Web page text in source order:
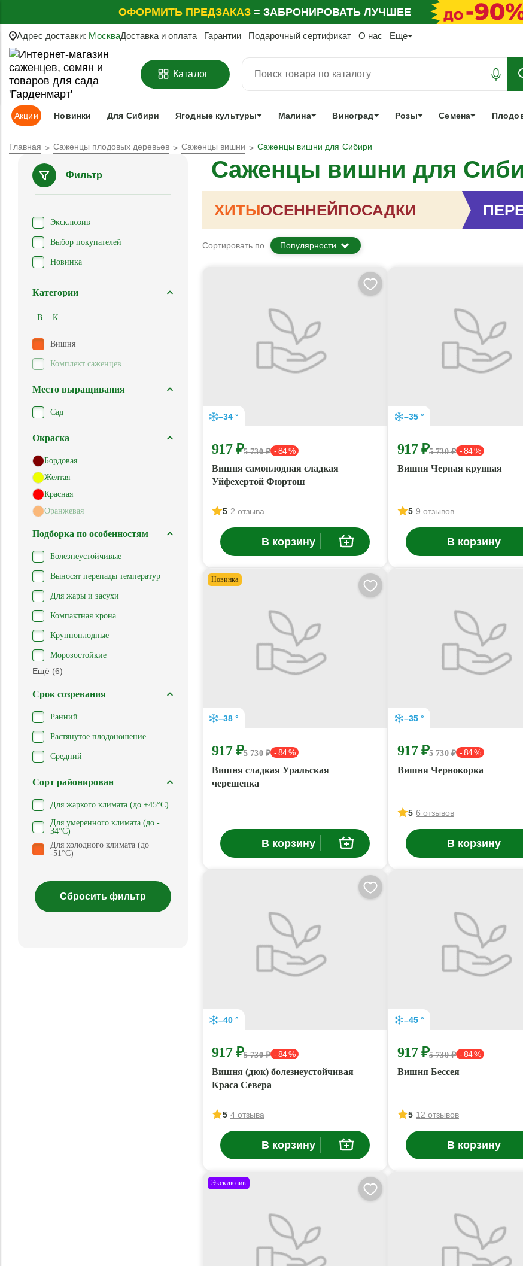
ОФОРМИТЬ ПРЕДЗАКАЗ = ЗАБРОНИРОВАТЬ ЛУЧШЕЕ
Адрес доставки: МоскваДоставка и оплата Гарантии Подарочный сертификат О нас Еще
Каталог
Акции Новинки Для Сибири Ягодные культуры Малина Виноград Розы Семена
Главная Саженцы плодовых деревьев Саженцы вишни Саженцы вишни для Сибири
Фильтр
Эксклюзив
Выбор покупателей
Новинка
Категории
В К
Вишня
Комплект саженцев
Место выращивания
Сад
Окраска
Бордовая
Желтая
Красная
Оранжевая
Подборка по особенностям
Болезнеустойчивые
Выносят перепады температур
Для жары и засухи
Компактная крона
Крупноплодные
Морозостойкие
Ещё (6)
Срок созревания
Ранний
Растянутое плодоношение
Средний
Сорт районирован
Для жаркого климата (до +45°С)
Для умеренного климата (до -
34°С)
Для холодного климата (до
-51°С)
Саженцы вишни для
ХИТЫОСЕННЕЙПОСАДКИ
Сортировать по Популярности
–34 °
917 ₽5 730 ₽ - 84 %
Вишня самоплодная сладкая
Уйфехертой Фюртош
5 2 отзыва
В корзину
–35 °
917 ₽5 730 ₽ - 84 %
Вишня Черная крупная
5 9 отзывов
В корзину
Новинка
–38 °
917 ₽5 730 ₽ - 84 %
Вишня сладкая Уральская
черешенка
В корзину
–35 °
917 ₽5 730 ₽ - 84 %
Вишня Чернокорка
5 6 отзывов
В корзину
–40 °
917 ₽5 730 ₽ - 84 %
Вишня (дюк) болезнеустойчивая
Краса Севера
5 4 отзыва
В корзину
–45 °
917 ₽5 730 ₽ - 84 %
Вишня Бессея
5 12 отзывов
В корзину
Эксклюзив